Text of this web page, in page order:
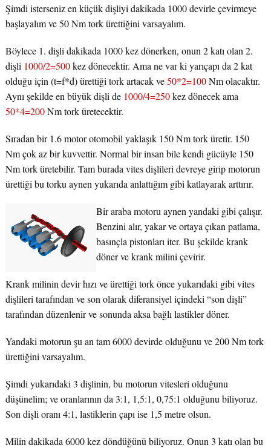
Şimdi isterseniz en küçük dişliyi dakikada 1000 devirle çevirmeye
başlayalım ve 50 Nm tork ürettiğini varsayalım.
Böylece 1. dişli dakikada 1000 kez dönerken, onun 2 katı olan 2.
dişli 1000/2=500kez dönecektir. Ama ne var ki yarıçapı da 2 kat
olduğu için (t=f*d) ürettiği tork artacak ve50*2=100Nm olacaktır.
Aynı şekilde en büyük dişli de 1000/4=250kez dönecek ama
50*4=200Nm tork üretecektir.
Sıradan bir 1.6 motor otomobil yaklaşık 150 Nm tork üretir. 150
Nm çok az bir kuvvettir. Normal bir insan bile kendi gücüyle 150
Nm tork üretebilir. Tam burada vites dişlileri devreye girip motorun
ürettiği bu torku aynen yukarıda anlattığım gibi katlayarak arttırır.
Bir araba motoru aynen yandaki gibi çalışır.
Benzini alır, yakar ve ortaya çıkan patlama,
basınçla pistonları iter. Bu şekilde krank
döner ve krank milini çevirir.
Krank milinin devir hızı ve ürettiği tork önce yukarıdaki gibi vites
dişlileri tarafından ve son olarak diferansiyel içindeki “son dişli”
tarafından düzenlenir ve sonunda aksa bağlı lastikler döner.
Yandaki motorun şu an tam 6000 devirde olduğunu ve 200 Nm tork
ürettiğini varsayalım.
Şimdi yukarıdaki 3 dişlinin, bu motorun vitesleri olduğunu
düşünelim; ve oranlarının da 3:1, 1,5:1, 0,75:1 olduğunu biliyoruz.
Son dişli oranı 4:1, lastiklerin çapı ise 1,5 metre olsun.
Milin dakikada 6000 kez döndüğünü biliyoruz. Onun 3 katı olan bu